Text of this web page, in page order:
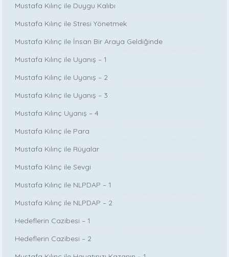
Mustafa Kılınç ile Duygu Kalıbı
Mustafa Kılınç ile Stresi Yönetmek
Mustafa Kılınç ile İnsan Bir Araya Geldiğinde
Mustafa Kılınç ile Uyanış – 1
Mustafa Kılınç ile Uyanış – 2
Mustafa Kılınç ile Uyanış – 3
Mustafa Kılınç Uyanış – 4
Mustafa Kılınç ile Para
Mustafa Kılınç ile Rüyalar
Mustafa Kılınç ile Sevgi
Mustafa Kılınç ile NLPDAP – 1
Mustafa Kılınç ile NLPDAP – 2
Hedeflerin Cazibesi – 1
Hedeflerin Cazibesi – 2